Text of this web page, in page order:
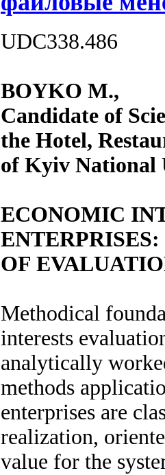
UDC338.486
BOYKO М.,
Candidate of
the Hotel,
of Kyiv National
ECONOMIC
OF
Methodical
interests
analytically
methods
enterprises are
realization,
value for the